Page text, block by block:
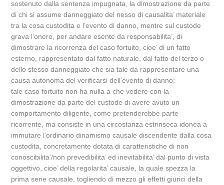
sostenuto dalla sentenza impugnata, la dimostrazione da parte
di chi si assume danneggiato del nesso di causalita’ materiale
tra la cosa custodita e l’evento di danno, mentre sul custode
grava l’onere, per andare esente da responsabilita’, di
dimostrare la ricorrenza del caso fortuito, cioe’ di un fatto
esterno, rappresentato dal fatto naturale, dal fatto del terzo o
dello stesso danneggiato che sia tale da rappresentare una
causa autonoma del verificarsi dell’evento di danno;
tale caso fortuito non ha nulla a che vedere con la
dimostrazione da parte del custode di avere avuto un
comportamento diligente, come pretenderebbe parte
ricorrente, ma consiste in una circostanza estrinseca idonea a
immutare l’ordinario dinamismo causale discendente dalla cosa
custodita, concretamente dotata di caratteristiche di non
conoscibilita’/non prevedibilita’ ed inevitabilita’ dal punto di vista
oggettivo, cioe’ della regolarita’ causale, la quale spezza la
prima serie causale, togliendo di mezzo gli effetti giurici della